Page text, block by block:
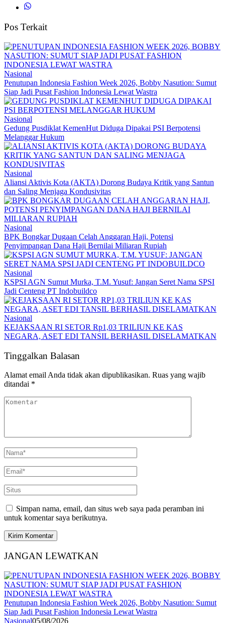
Pos Terkait
Nasional
Penutupan Indonesia Fashion Week 2026, Bobby Nasution: Sumut
Siap Jadi Pusat Fashion Indonesia Lewat Wastra
Nasional
Gedung Pusdiklat KemenHut Diduga Dipakai PSI Berpotensi
Melanggar Hukum
Nasional
Aliansi Aktivis Kota (AKTA) Dorong Budaya Kritik yang Santun
dan Saling Menjaga Kondusivitas
Nasional
BPK Bongkar Dugaan Celah Anggaran Haji, Potensi
Penyimpangan Dana Haji Bernilai Miliaran Rupiah
Nasional
KSPSI AGN Sumut Murka, T.M. Yusuf: Jangan Seret Nama SPSI
Jadi Centeng PT Indobuildco
Nasional
KEJAKSAAN RI SETOR Rp1,03 TRILIUN KE KAS
NEGARA, ASET EDI TANSIL BERHASIL DISELAMATKAN
Tinggalkan Balasan
Alamat email Anda tidak akan dipublikasikan. Ruas yang wajib
ditandai *
Simpan nama, email, dan situs web saya pada peramban ini
untuk komentar saya berikutnya.
JANGAN LEWATKAN
Penutupan Indonesia Fashion Week 2026, Bobby Nasution: Sumut
Siap Jadi Pusat Fashion Indonesia Lewat Wastra
Nasional05/08/2026